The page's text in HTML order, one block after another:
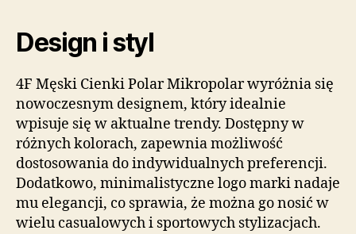
Design i styl
4F Męski Cienki Polar Mikropolar wyróżnia się
nowoczesnym designem, który idealnie
wpisuje się w aktualne trendy. Dostępny w
różnych kolorach, zapewnia możliwość
dostosowania do indywidualnych preferencji.
Dodatkowo, minimalistyczne logo marki nadaje
mu elegancji, co sprawia, że można go nosić w
wielu casualowych i sportowych stylizacjach.